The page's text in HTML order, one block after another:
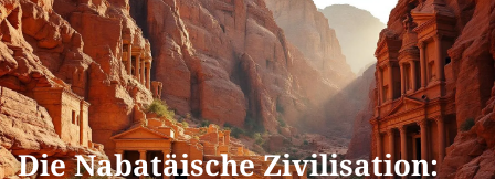
Die Nabatäische Zivilisation: